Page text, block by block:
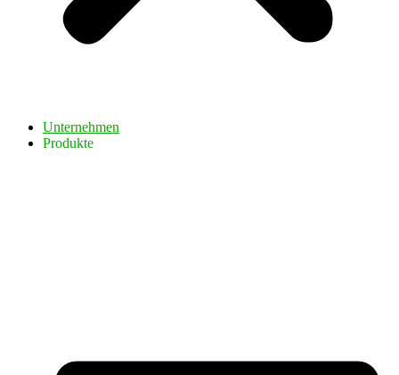
Unternehmen
Produkte